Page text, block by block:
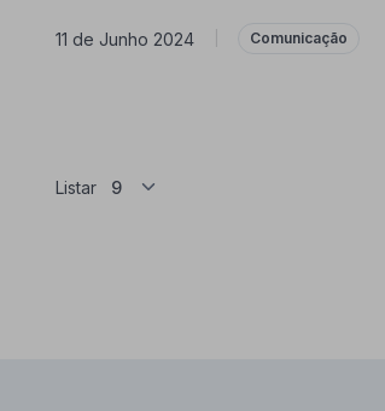
11 de Junho 2024 Comunicação
Listar